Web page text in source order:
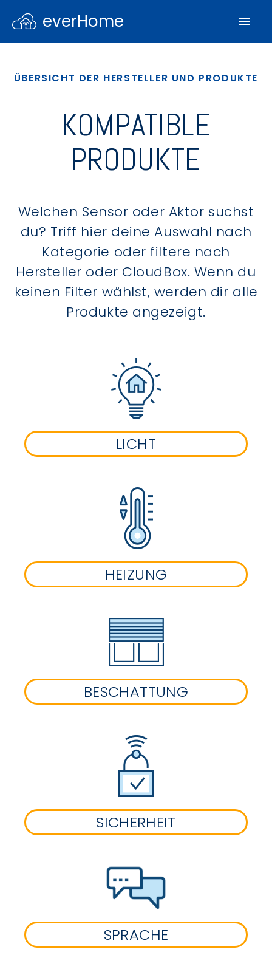
everHome
ÜBERSICHT DER HERSTELLER UND PRODUKTE
KOMPATIBLE
PRODUKTE
Welchen Sensor oder Aktor suchst
du? Triff hier deine Auswahl nach
Kategorie oder filtere nach
Hersteller oder CloudBox. Wenn du
keinen Filter wählst, werden dir alle
Produkte angezeigt.
LICHT
HEIZUNG
BESCHATTUNG
SICHERHEIT
SPRACHE